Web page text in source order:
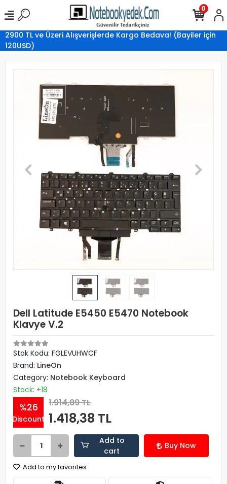
2900 TL ve Üzeri Alışverişlerde Kargo Bedava! (Bayiler için
120USD)
0
Dell Latitude E5450 E5470 Notebook
Klavye V.2
Stok Kodu: FGLEVUHWCF
Brand: LineOn
Category: Notebook Keyboard
Stock: +18
%26
Discount
1.914,89 TL
1.418,38 TL
Add to
cart
Buy Now
Add to my favorites